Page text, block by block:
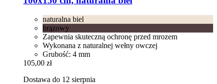
naturalna biel
brązowy
Zapewnia skuteczną ochronę przed mrozem
Wykonana z naturalnej wełny owczej
Grubość: 4 mm
105,00 zł
Dostawa do 12 sierpnia